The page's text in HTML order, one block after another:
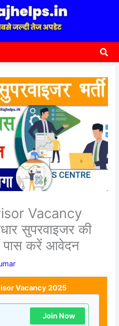
Vacancy
सुपरवाइजर की
पास करें आवेदन
Vacancy 2025
Join Now